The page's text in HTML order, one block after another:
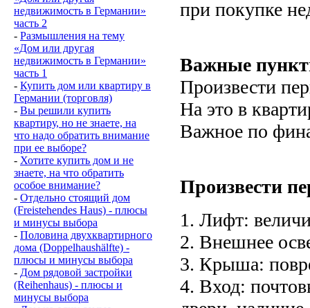
недвижимость в Германии»
часть 2
- Размышления на тему
«Дом или другая
недвижимость в Германии»
часть 1
- Купить дом или квартиру в
Германии (торговля)
- Вы решили купить
квартиру, но не знаете, на
что надо обратить внимание
при ее выборе?
- Хотите купить дом и не
знаете, на что обратить
особое внимание?
- Отдельно стоящий дом
(Freistehendes Haus) - плюсы
и минусы выбора
- Половина двухквартирного
дома (Doppelhaushälfte) -
плюсы и минусы выбора
- Дом рядовой застройки
(Reihenhaus) - плюсы и
минусы выбора
при покупке
Важные
Произвести
На это в
Важное по
Произвести
1. Лифт:
2. Внешнее
3. Крыша:
4. Вход: